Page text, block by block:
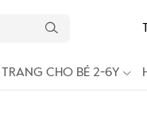
CHO BÉ 2-6Y